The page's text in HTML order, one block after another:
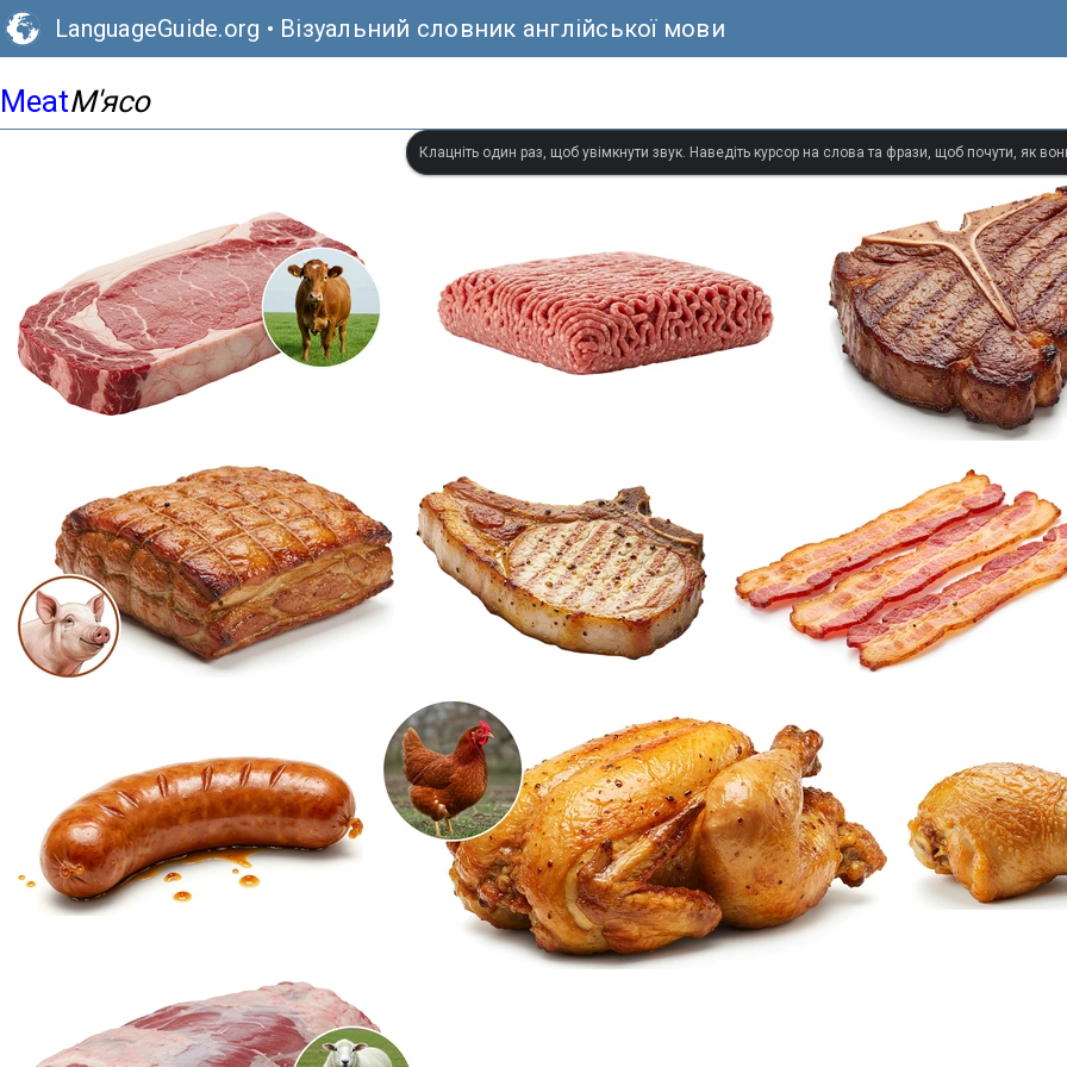
LanguageGuide.org • Візуальний словник англійської мови
MeatМ'ясо
Клацніть один раз, щоб увімкнути звук. Наведіть курсор на слова та фрази, щоб почути, як